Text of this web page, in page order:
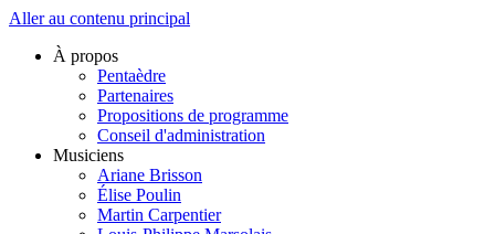
Aller au contenu principal
À propos
Pentaèdre
Partenaires
Propositions de programme
Conseil d'administration
Musiciens
Ariane Brisson
Élise Poulin
Martin Carpentier